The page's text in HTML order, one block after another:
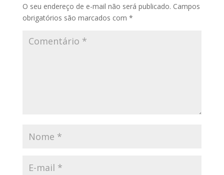
O seu endereço de e-mail não será publicado. Campos
obrigatórios são marcados com *